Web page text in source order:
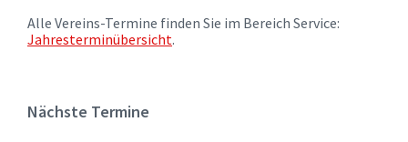
Alle Vereins-Termine finden Sie im Bereich Service:
Jahresterminübersicht.
Nächste Termine